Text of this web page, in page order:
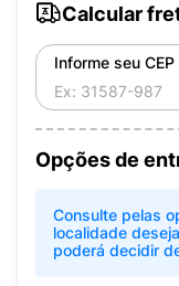
Calcular
Informe seu CEP
Opções de
Consulte pelas
localidade
poderá decidir